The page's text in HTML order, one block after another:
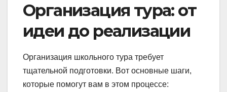
Организация тура: от
идеи до реализации
Организация школьного тура требует
тщательной подготовки. Вот основные шаги,
которые помогут вам в этом процессе: